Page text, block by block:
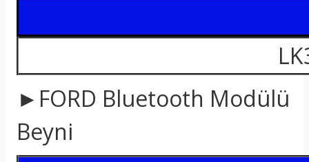
►FORD Bluetooth Modülü
Beyni